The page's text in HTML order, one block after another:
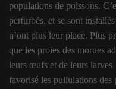
populations de poissons.
perturbés, et se sont
n’ont plus leur place. Plus
que les proies des morues
leurs œufs et de leurs
favorisé les pullulations des